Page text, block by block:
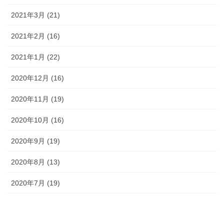
2021年3月 (21)
2021年2月 (16)
2021年1月 (22)
2020年12月 (16)
2020年11月 (19)
2020年10月 (16)
2020年9月 (19)
2020年8月 (13)
2020年7月 (19)